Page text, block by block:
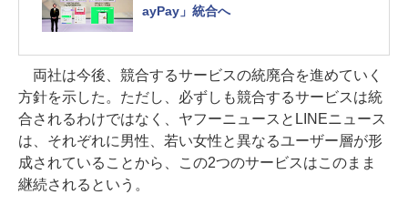
ayPay」統合へ
両社は今後、競合するサービスの統廃合を進めていく
方針を示した。ただし、必ずしも競合するサービスは統
合されるわけではなく、ヤフーニュースとLINEニュース
は、それぞれに男性、若い女性と異なるユーザー層が形
成されていることから、この2つのサービスはこのまま
継続されるという。